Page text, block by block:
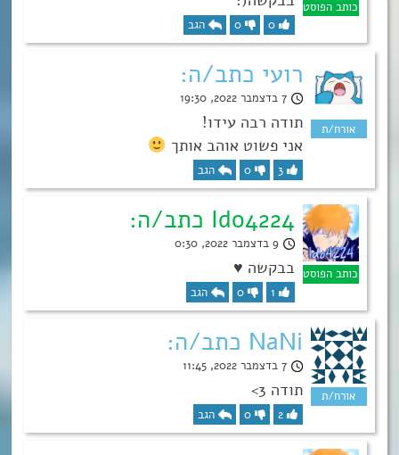
0
0 הגב
רועי כתב/ה:
7 בדצמבר 2022, 19:30
תודה רבה עידו!
אני פשוט אוהב אותך
3
0 הגב
Ido4224 כתב/ה:
9 בדצמבר 2022, 0:30
בבקשה ♥
1
0 הגב
NaNi כתב/ה:
7 בדצמבר 2022, 11:45
תודה 3>
2
0 הגב